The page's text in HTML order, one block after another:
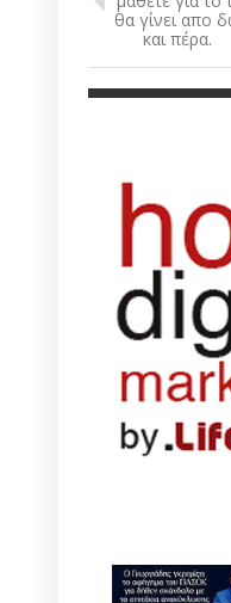
θα γίνει απο
και πέρα.